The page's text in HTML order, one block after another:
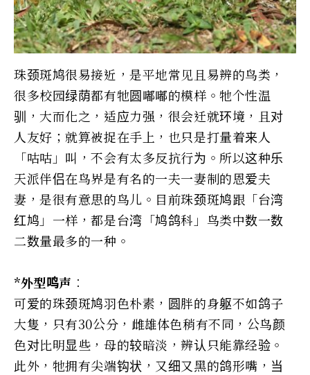
珠颈斑鸠很易接近，是平地常见且易辨的鸟类，
很多校园绿荫都有牠圆嘟嘟的模样。牠个性温
驯，大而化之，适应力强，很会迁就环境，且对
人友好；就算被捉在手上，也只是打量着来人
「咕咕」叫，不会有太多反抗行为。所以这种乐
天派伴侣在鸟界是有名的一夫一妻制的恩爱夫
妻，是很有意思的鸟儿。目前珠颈斑鸠跟「台湾
红鸠」一样，都是台湾「鸠鸽科」鸟类中数一数
二数量最多的一种。
*外型鸣声︰
可爱的珠颈斑鸠羽色朴素，圆胖的身躯不如鸽子
大隻，只有30公分，雌雄体色稍有不同，公鸟颜
色对比明显些，母的较暗淡，辨认只能靠经验。
此外，牠拥有尖端钩状，又细又黑的鸽形嘴，当